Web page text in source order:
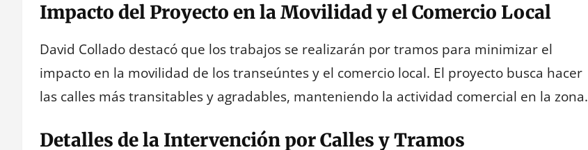
Impacto del Proyecto en la Movilidad y el Comercio Local
David Collado destacó que los trabajos se realizarán por tramos para minimizar el
impacto en la movilidad de los transeúntes y el comercio local. El proyecto busca hacer
las calles más transitables y agradables, manteniendo la actividad comercial en la zona.
Detalles de la Intervención por Calles y Tramos